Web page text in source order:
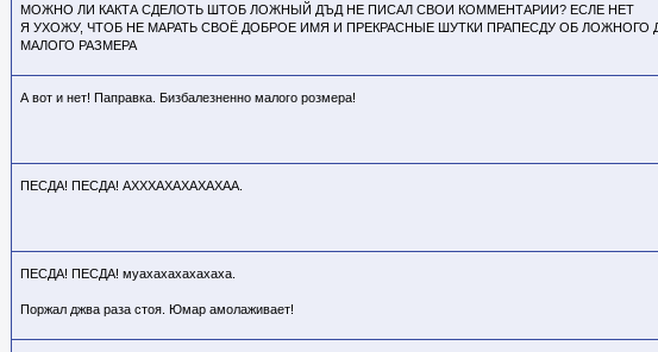
МОЖНО ЛИ КАКТА СДЕЛОТЬ ШТОБ ЛОЖНЫЙ ДЪД НЕ ПИСАЛ СВОИ КОММЕНТАРИИ? ЕСЛЕ НЕТ
Я УХОЖУ, ЧТОБ НЕ МАРАТЬ СВОЁ ДОБРОЕ ИМЯ И ПРЕКРАСНЫЕ ШУТКИ ПРАПЕСДУ ОБ
МАЛОГО РАЗМЕРА
А вот и нет! Паправка. Бизбалезненно малого розмера!
ПЕСДА! ПЕСДА! АХХХАХАХАХАХАА.
ПЕСДА! ПЕСДА! муахахахахахаха.
Поржал джва раза стоя. Юмар амолаживает!